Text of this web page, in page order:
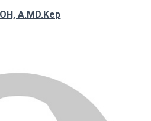
A.MD.Kep